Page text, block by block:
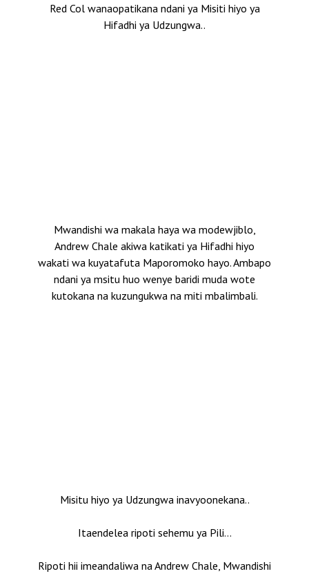
Red Col wanaopatikana ndani ya Misiti hiyo ya
Hifadhi ya Udzungwa..
Mwandishi wa makala haya wa modewjiblo,
Andrew Chale akiwa katikati ya Hifadhi hiyo
wakati wa kuyatafuta Maporomoko hayo. Ambapo
ndani ya msitu huo wenye baridi muda wote
kutokana na kuzungukwa na miti mbalimbali.
Misitu hiyo ya Udzungwa inavyoonekana..
Itaendelea ripoti sehemu ya Pili…
Ripoti hii imeandaliwa na Andrew Chale, Mwandishi